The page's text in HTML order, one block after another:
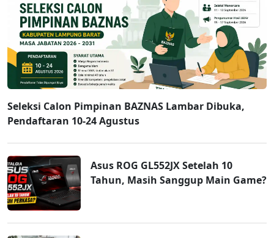
Seleksi Calon Pimpinan BAZNAS Lambar Dibuka,
Pendaftaran 10-24 Agustus
Asus ROG GL552JX Setelah 10
Tahun, Masih Sanggup Main Game?